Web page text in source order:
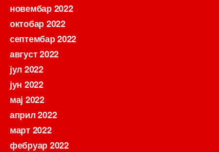
новембар 2022
октобар 2022
септембар 2022
август 2022
јул 2022
јун 2022
мај 2022
април 2022
март 2022
фебруар 2022